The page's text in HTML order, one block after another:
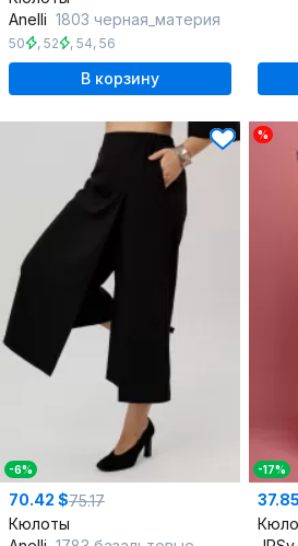
Anelli 1803 черная_материя
50 , 52 , 54, 56
В корзину
-6%
70.42 $75.17
Кюлоты
%
-17%